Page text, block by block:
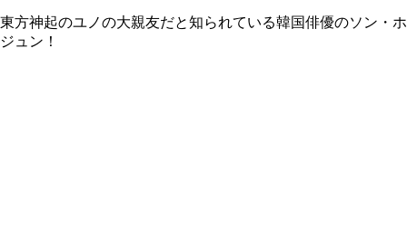
東方神起のユノの大親友だと知られている韓国俳優のソン・ホ
ジュン！